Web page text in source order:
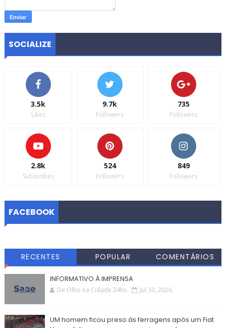
SOCIALIZE
3.5k
Likes
9.7k
Followers
735
Followers
2.8k
Subscribes
524
Followers
849
Followers
FACEBOOK
RECENTES POPULAR COMENTÁRIOS
INFORMATIVO À IMPRENSA
De Olho na Cidade 24hs Jul 30, 2026
UM homem ficou preso às ferragens após um Fiat